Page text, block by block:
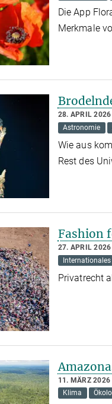
Die App
Merkmale
28. APRIL 2026
Astronomie
Wie aus
Rest des
Fashion
27. APRIL 2026
Internationales
Privatrecht
11. MÄRZ 2026
Klima